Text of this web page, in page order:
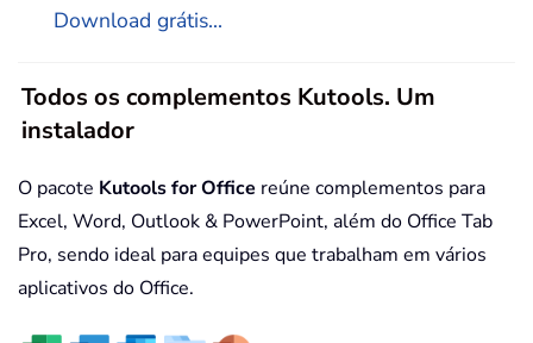
Download grátis...
Todos os complementos Kutools. Um
instalador
O pacote Kutools for Office reúne complementos para
Excel, Word, Outlook & PowerPoint, além do Office Tab
Pro, sendo ideal para equipes que trabalham em vários
aplicativos do Office.